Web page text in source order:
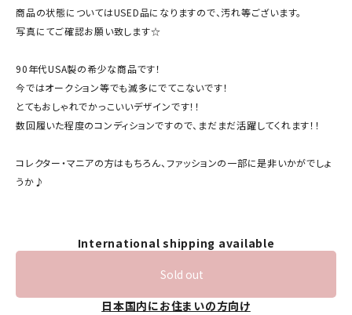
商品の状態についてはUSED品になりますので、汚れ等ございます。
写真にてご確認お願い致します☆
90年代USA製の希少な商品です！
今ではオークション等でも滅多にでてこないです！
とてもおしゃれでかっこいいデザインです！！
数回履いた程度のコンディションですので、まだまだ活躍してくれます！！
コレクター・マニアの方はもちろん、ファッションの一部に是非いかがでしょ
うか♪
International shipping available
Sold out
日本国内にお住まいの方向け